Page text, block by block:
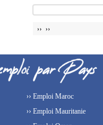
›› ››
›› Emploi Maroc
›› Emploi Mauritanie